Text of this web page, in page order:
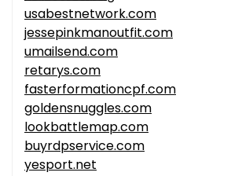
usabestnetwork.com
jessepinkmanoutfit.com
umailsend.com
retarys.com
fasterformationcpf.com
goldensnuggles.com
lookbattlemap.com
buyrdpservice.com
yesport.net